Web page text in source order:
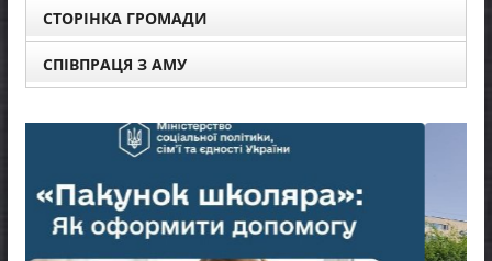
СТОРІНКА ГРОМАДИ
СПІВПРАЦЯ З АМУ